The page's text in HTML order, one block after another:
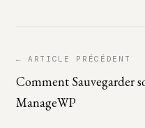
← ARTICLE PRÉCÉDENT
Comment Sauvegarder
ManageWP